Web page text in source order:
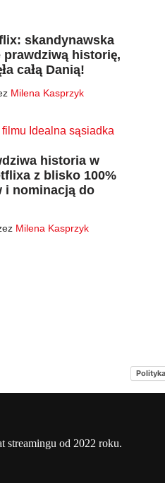
skandynawska
historię,
całą Danią!
Milena Kasprzyk
historia w
z blisko 100%
i nominacją do
Milena Kasprzyk
streamingu od 2022 roku.